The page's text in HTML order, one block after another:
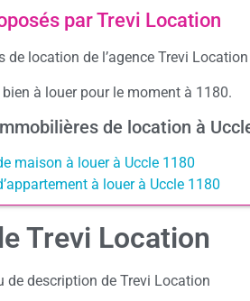
par Trevi Location
de location de l’agence Trevi
à louer pour le moment à 1180.
de location à
maison à louer à Uccle 1180
à louer à Uccle 1180
Trevi Location
de description de Trevi Location